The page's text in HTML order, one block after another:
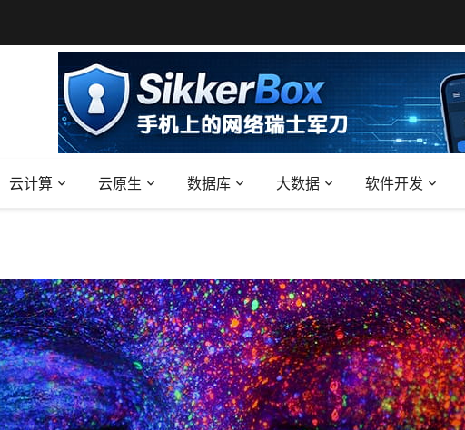
云计算 云原生 数据库 大数据 软件开发